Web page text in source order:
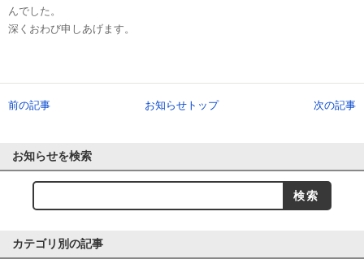
んでした。
深くおわび申しあげます。
前の記事 お知らせトップ 次の記事
お知らせを検索
カテゴリ別の記事